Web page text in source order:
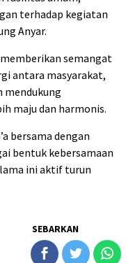
terhadap kegiatan
Anyar.
semangat
antara masyarakat,
mendukung
maju dan harmonis.
bersama dengan
bentuk kebersamaan
ini aktif turun
SEBARKAN